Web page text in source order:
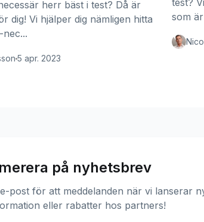
herr bäst i test? Då är
dig! Vi hjälper dig nämligen hitta
5 apr. 2023
test?
som
på nyhetsbrev
post för att meddelanden när vi lanserar
eller rabatter hos partners!